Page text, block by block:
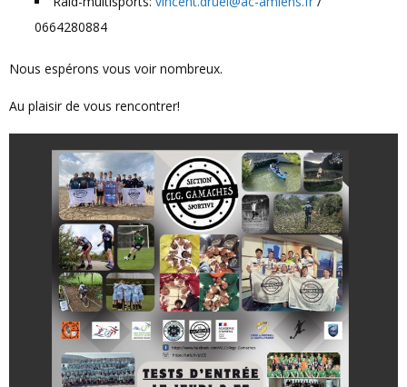
0664280884
Nous espérons vous voir nombreux.
Au plaisir de vous rencontrer!